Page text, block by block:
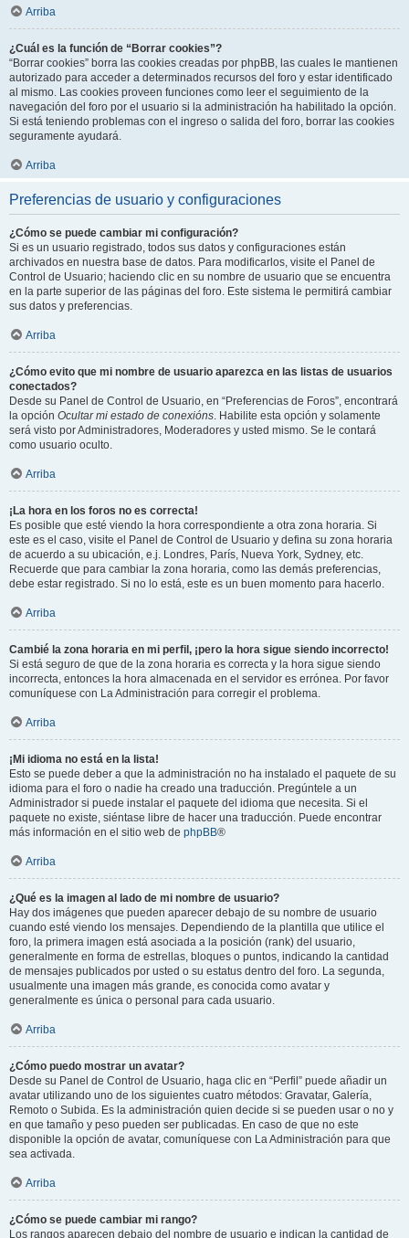
Arriba
¿Cuál es la función de “Borrar cookies”?
“Borrar cookies” borra las cookies creadas por phpBB, las cuales le mantienen
autorizado para acceder a determinados recursos del foro y estar identificado
al mismo. Las cookies proveen funciones como leer el seguimiento de la
navegación del foro por el usuario si la administración ha habilitado la opción.
Si está teniendo problemas con el ingreso o salida del foro, borrar las cookies
seguramente ayudará.
Arriba
Preferencias de usuario y configuraciones
¿Cómo se puede cambiar mi configuración?
Si es un usuario registrado, todos sus datos y configuraciones están
archivados en nuestra base de datos. Para modificarlos, visite el Panel de
Control de Usuario; haciendo clic en su nombre de usuario que se encuentra
en la parte superior de las páginas del foro. Este sistema le permitirá cambiar
sus datos y preferencias.
Arriba
¿Cómo evito que mi nombre de usuario aparezca en las listas de usuarios
conectados?
Desde su Panel de Control de Usuario, en “Preferencias de Foros”, encontrará
la opción Ocultar mi estado de conexións. Habilite esta opción y solamente
será visto por Administradores, Moderadores y usted mismo. Se le contará
como usuario oculto.
Arriba
¡La hora en los foros no es correcta!
Es posible que esté viendo la hora correspondiente a otra zona horaria. Si
este es el caso, visite el Panel de Control de Usuario y defina su zona horaria
de acuerdo a su ubicación, e.j. Londres, París, Nueva York, Sydney, etc.
Recuerde que para cambiar la zona horaria, como las demás preferencias,
debe estar registrado. Si no lo está, este es un buen momento para hacerlo.
Arriba
Cambié la zona horaria en mi perfil, ¡pero la hora sigue siendo incorrecto!
Si está seguro de que de la zona horaria es correcta y la hora sigue siendo
incorrecta, entonces la hora almacenada en el servidor es errónea. Por favor
comuníquese con La Administración para corregir el problema.
Arriba
¡Mi idioma no está en la lista!
Esto se puede deber a que la administración no ha instalado el paquete de su
idioma para el foro o nadie ha creado una traducción. Pregúntele a un
Administrador si puede instalar el paquete del idioma que necesita. Si el
paquete no existe, siéntase libre de hacer una traducción. Puede encontrar
más información en el sitio web de phpBB®
Arriba
¿Qué es la imagen al lado de mi nombre de usuario?
Hay dos imágenes que pueden aparecer debajo de su nombre de usuario
cuando esté viendo los mensajes. Dependiendo de la plantilla que utilice el
foro, la primera imagen está asociada a la posición (rank) del usuario,
generalmente en forma de estrellas, bloques o puntos, indicando la cantidad
de mensajes publicados por usted o su estatus dentro del foro. La segunda,
usualmente una imagen más grande, es conocida como avatar y
generalmente es única o personal para cada usuario.
Arriba
¿Cómo puedo mostrar un avatar?
Desde su Panel de Control de Usuario, haga clic en “Perfil” puede añadir un
avatar utilizando uno de los siguientes cuatro métodos: Gravatar, Galería,
Remoto o Subida. Es la administración quien decide si se pueden usar o no y
en que tamaño y peso pueden ser publicadas. En caso de que no este
disponible la opción de avatar, comuníquese con La Administración para que
sea activada.
Arriba
¿Cómo se puede cambiar mi rango?
Los rangos aparecen debajo del nombre de usuario e indican la cantidad de